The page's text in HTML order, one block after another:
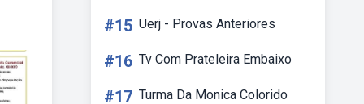
#15 Uerj - Provas Anteriores
#16 Tv Com Prateleira Embaixo
#17 Turma Da Monica Colorido